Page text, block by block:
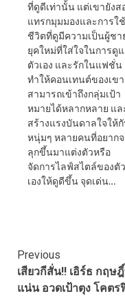
ที่ดูดีเท่านั้น แต่เขายังส
แทรกมุมมองและการใช้
ชีวิตที่ดูมีความเป็นผู้ชา
ยุคใหม่ที่ใส่ใจในการดู
ตัวเอง และรักในแฟชั่น
ทำให้คอนเทนต์ของเขา
สามารถเข้าถึงกลุ่มเป้า
หมายได้หลากหลาย แล
สร้างแรงบันดาลใจให้
หนุ่มๆ หลายคนที่อยาก
ลุกขึ้นมาแต่งตัวหรือ
จัดการไลฟ์สไตล์ของตัว
เองให้ดูดีขึ้น จุดเด่น…
Continue
Reading
Previous
เสียวกีสั่น!! เอิร์ธ กฤ
แน่น อวดเป้าตุง โคตร